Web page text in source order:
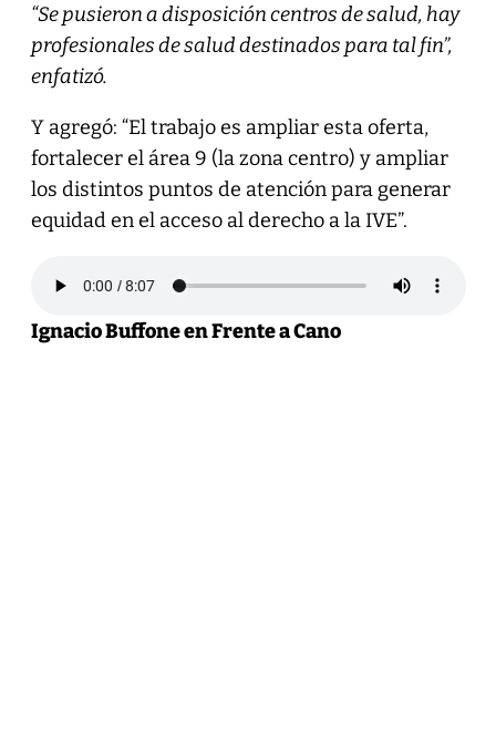
“Se pusieron a disposición centros de salud, hay
profesionales de salud destinados para tal fin”,
enfatizó.
Y agregó: “El trabajo es ampliar esta oferta,
fortalecer el área 9 (la zona centro) y ampliar
los distintos puntos de atención para generar
equidad en el acceso al derecho a la IVE”.
Ignacio Buffone en Frente a Cano